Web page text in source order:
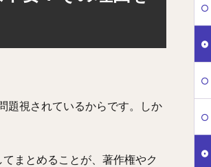
題視されているからです。しか
まとめることが、著作権やク